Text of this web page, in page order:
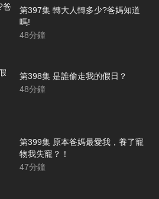
第397集 轉大人轉多少?爸媽知道
嗎!
48分鐘
第398集 是誰偷走我的假日？
48分鐘
第399集 原本爸媽最愛我，養了寵
物我失寵？！
47分鐘